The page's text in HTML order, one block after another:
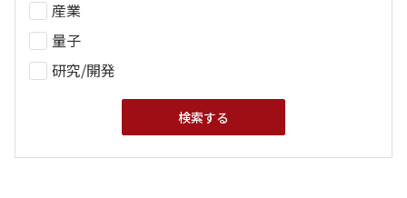
産業
量子
研究/開発